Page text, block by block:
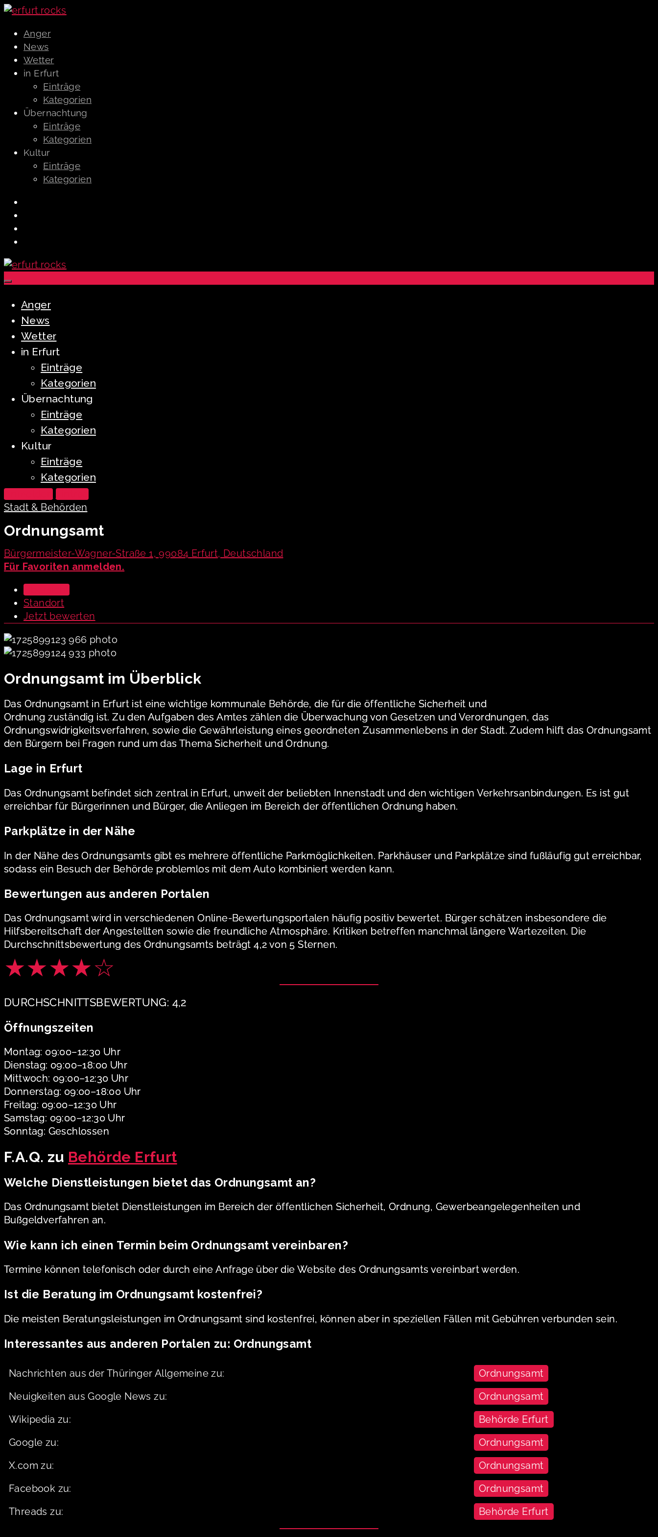
Anger
News
Wetter
in Erfurt
Einträge
Kategorien
Übernachtung
Einträge
Kategorien
Kultur
Einträge
Kategorien
Anger
News
Wetter
in Erfurt
Einträge
Kategorien
Übernachtung
Einträge
Kategorien
Kultur
Einträge
Kategorien
Stadt & Behörden
Ordnungsamt
Bürgermeister-Wagner-Straße 1, 99084 Erfurt, Deutschland
Für Favoriten anmelden.
Standort
Jetzt bewerten
Ordnungsamt im Überblick
Das Ordnungsamt in Erfurt ist eine wichtige kommunale Behörde, die für die öffentliche Sicherheit und
Ordnung zuständig ist. Zu den Aufgaben des Amtes zählen die Überwachung von Gesetzen und Verordnungen, das
Ordnungswidrigkeitsverfahren, sowie die Gewährleistung eines geordneten Zusammenlebens in der Stadt. Zudem hilft das Ordnungsamt
den Bürgern bei Fragen rund um das Thema Sicherheit und Ordnung.
Lage in Erfurt
Das Ordnungsamt befindet sich zentral in Erfurt, unweit der beliebten Innenstadt und den wichtigen Verkehrsanbindungen. Es ist gut
erreichbar für Bürgerinnen und Bürger, die Anliegen im Bereich der öffentlichen Ordnung haben.
Parkplätze in der Nähe
In der Nähe des Ordnungsamts gibt es mehrere öffentliche Parkmöglichkeiten. Parkhäuser und Parkplätze sind fußläufig gut erreichbar,
sodass ein Besuch der Behörde problemlos mit dem Auto kombiniert werden kann.
Bewertungen aus anderen Portalen
Das Ordnungsamt wird in verschiedenen Online-Bewertungsportalen häufig positiv bewertet. Bürger schätzen insbesondere die
Hilfsbereitschaft der Angestellten sowie die freundliche Atmosphäre. Kritiken betreffen manchmal längere Wartezeiten. Die
Durchschnittsbewertung des Ordnungsamts beträgt 4,2 von 5 Sternen.
★★★★☆
DURCHSCHNITTSBEWERTUNG: 4,2
Öffnungszeiten
Montag: 09:00–12:30 Uhr
Dienstag: 09:00–18:00 Uhr
Mittwoch: 09:00–12:30 Uhr
Donnerstag: 09:00–18:00 Uhr
Freitag: 09:00–12:30 Uhr
Samstag: 09:00–12:30 Uhr
Sonntag: Geschlossen
F.A.Q. zu Behörde Erfurt
Welche Dienstleistungen bietet das Ordnungsamt an?
Das Ordnungsamt bietet Dienstleistungen im Bereich der öffentlichen Sicherheit, Ordnung, Gewerbeangelegenheiten und
Bußgeldverfahren an.
Wie kann ich einen Termin beim Ordnungsamt vereinbaren?
Termine können telefonisch oder durch eine Anfrage über die Website des Ordnungsamts vereinbart werden.
Ist die Beratung im Ordnungsamt kostenfrei?
Die meisten Beratungsleistungen im Ordnungsamt sind kostenfrei, können aber in speziellen Fällen mit Gebühren verbunden sein.
Interessantes aus anderen Portalen zu: Ordnungsamt
Nachrichten aus der Thüringer Allgemeine zu:
Ordnungsamt
Neuigkeiten aus Google News zu:
Ordnungsamt
Wikipedia zu:
Behörde Erfurt
Google zu:
Ordnungsamt
X.com zu:
Ordnungsamt
Facebook zu:
Ordnungsamt
Threads zu:
Behörde Erfurt